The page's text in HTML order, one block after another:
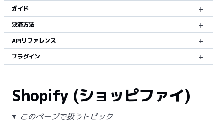
ガイド
決済方法
APIリファレンス
プラグイン
Shopify (ショッピファイ)
このページで扱うトピック